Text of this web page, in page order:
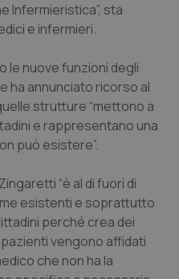
Infermieristica”, sta
e infermieri.
le nuove funzioni degli
ha annunciato ricorso al
strutture “mettono a
e rappresentano una
può esistere”.
“è al di fuori di
esistenti e soprattutto
perché crea dei
vengono affidati
che non ha la